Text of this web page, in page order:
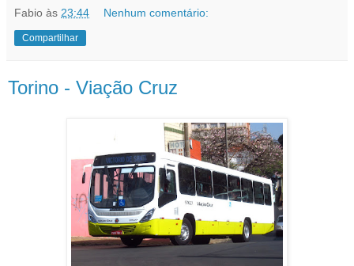
Fabio às 23:44 Nenhum comentário:
Compartilhar
Torino - Viação Cruz